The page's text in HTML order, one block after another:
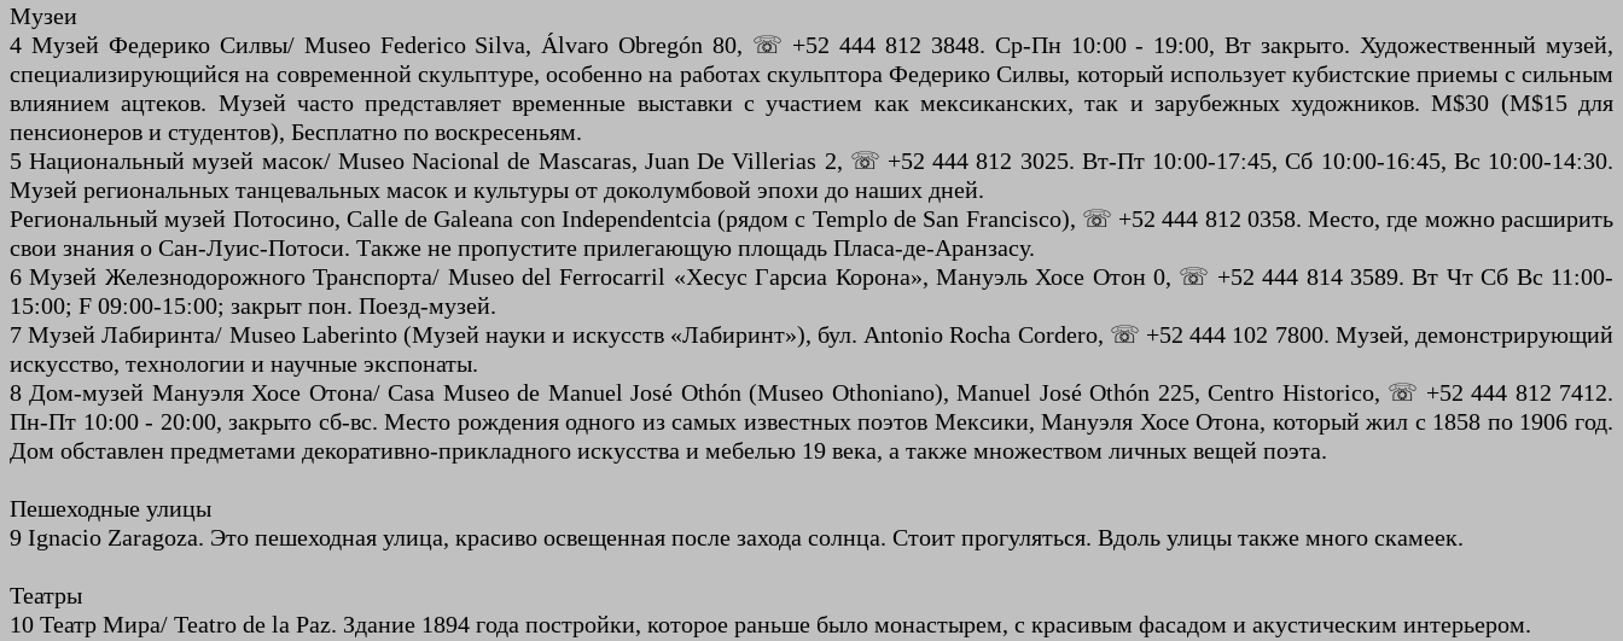
Музеи
4 Музей Федерико Силвы/ Museo Federico Silva, Álvaro Obregón 80, ☏ +52 444 812 3848. Ср-Пн 10:00 - 19:00, Вт закрыто. Художественный музей,
специализирующийся на современной скульптуре, особенно на работах скульптора Федерико Силвы, который использует кубистские приемы с сильным
влиянием ацтеков. Музей часто представляет временные выставки с участием как мексиканских, так и зарубежных художников. M$30 (M$15 для
пенсионеров и студентов), Бесплатно по воскресеньям.
5 Национальный музей масок/ Museo Nacional de Mascaras, Juan De Villerias 2, ☏ +52 444 812 3025. Вт-Пт 10ː00-17ː45, Сб 10ː00-16ː45, Вс 10ː00-14ː30.
Музей региональных танцевальных масок и культуры от доколумбовой эпохи до наших дней.
Региональный музей Потосино, Calle de Galeana con Independentcia (рядом с Templo de San Francisco), ☏ +52 444 812 0358. Место, где можно расширить
свои знания о Сан-Луис-Потоси. Также не пропустите прилегающую площадь Пласа-де-Аранзасу.
6 Музей Железнодорожного Транспорта/ Museo del Ferrocarril «Хесус Гарсиа Корона», Мануэль Хосе Отон 0, ☏ +52 444 814 3589. Вт Чт Сб Вс 11:00-
15:00; F 09ː00-15ː00; закрыт пон. Поезд-музей.
7 Музей Лабиринта/ Museo Laberinto (Музей науки и искусств «Лабиринт»), бул. Antonio Rocha Cordero, ☏ +52 444 102 7800. Музей, демонстрирующий
искусство, технологии и научные экспонаты.
8 Дом-музей Мануэля Хосе Отона/ Casa Museo de Manuel José Othón (Museo Othoniano), Manuel José Othón 225, Centro Historico, ☏ +52 444 812 7412.
Пн-Пт 10:00 - 20:00, закрыто сб-вс. Место рождения одного из самых известных поэтов Мексики, Мануэля Хосе Отона, который жил с 1858 по 1906 год.
Дом обставлен предметами декоративно-прикладного искусства и мебелью 19 века, а также множеством личных вещей поэта.
Пешеходные улицы
9 Ignacio Zaragoza. Это пешеходная улица, красиво освещенная после захода солнца. Стоит прогуляться. Вдоль улицы также много скамеек.
Театры
10 Театр Мира/ Teatro de la Paz. Здание 1894 года постройки, которое раньше было монастырем, с красивым фасадом и акустическим интерьером.